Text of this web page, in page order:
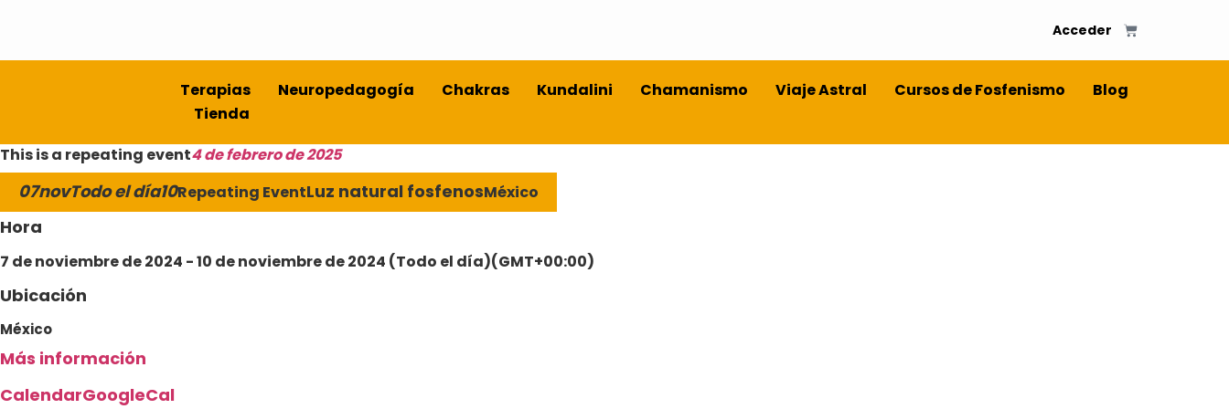
Acceder
Terapias Neuropedagogía Chakras Kundalini Chamanismo Viaje Astral Cursos de Fosfenismo
Blog
Tienda
This is a repeating event4 de febrero de 2025
07novTodo el día10Repeating EventLuz natural fosfenosMéxico
Hora
7 de noviembre de 2024 - 10 de noviembre de 2024 (Todo el día)(GMT+00:00)
Ubicación
México
Más información
CalendarGoogleCal